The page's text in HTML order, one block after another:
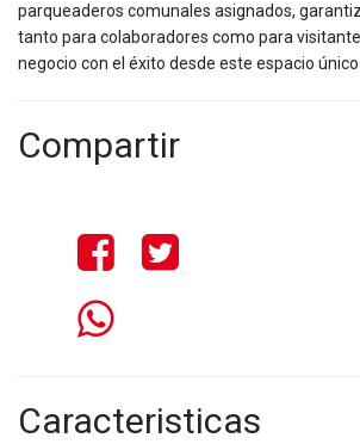
parqueaderos comunales asignados,
tanto para colaboradores como para
negocio con el éxito desde este espacio
Compartir
Caracteristicas